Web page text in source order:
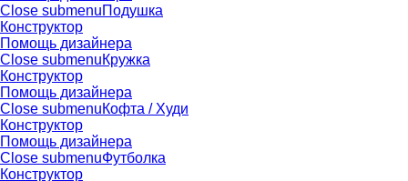
Close submenuПодушка
Конструктор
Помощь дизайнера
Close submenuКружка
Конструктор
Помощь дизайнера
Close submenuКофта / Худи
Конструктор
Помощь дизайнера
Close submenuФутболка
Конструктор